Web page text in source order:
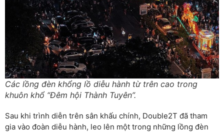
Các lồng đèn khổng lồ diễu hành từ trên cao trong
khuôn khổ “Đêm hội Thành Tuyên”.
Sau khi trình diễn trên sân khấu chính, Double2T đã tham
gia vào đoàn diễu hành, leo lên một trong những lồng đèn